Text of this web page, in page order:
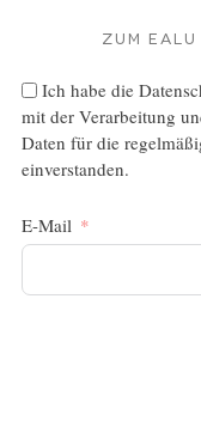
Zum
Ich habe die
mit der Verarbeitung
Daten für die
einverstanden.
E-Mail